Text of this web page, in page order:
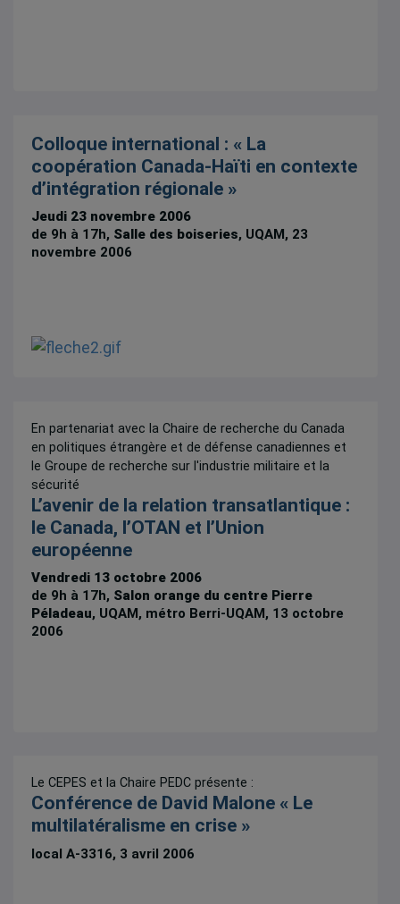
Colloque international : « La
coopération Canada-Haïti en contexte
d’intégration régionale »
Jeudi 23 novembre 2006
de 9h à 17h, Salle des boiseries, UQAM, 23
novembre 2006
En partenariat avec la Chaire de recherche du Canada
en politiques étrangère et de défense canadiennes et
le Groupe de recherche sur l'industrie militaire et la
sécurité
L’avenir de la relation transatlantique :
le Canada, l’OTAN et l’Union
européenne
Vendredi 13 octobre 2006
de 9h à 17h, Salon orange du centre Pierre
Péladeau, UQAM, métro Berri-UQAM, 13 octobre
2006
Le CEPES et la Chaire PEDC présente :
Conférence de David Malone « Le
multilatéralisme en crise »
local A-3316, 3 avril 2006